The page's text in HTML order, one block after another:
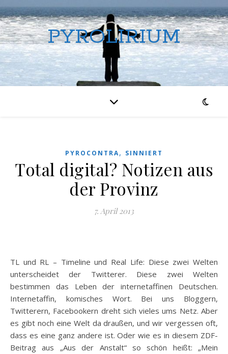
PYROLIRIUM
PYROCONTRA, SINNIERT
Total digital? Notizen aus
der Provinz
7. April 2013
TL und RL – Timeline und Real Life: Diese zwei Welten
unterscheidet der Twitterer. Diese zwei Welten
bestimmen das Leben der internetaffinen Deutschen.
Internetaffin, komisches Wort. Bei uns Bloggern,
Twitterern, Facebookern dreht sich vieles ums Netz. Aber
es gibt noch eine Welt da draußen, und wir vergessen oft,
dass es eine ganz andere ist. Oder wie es in diesem ZDF-
Beitrag aus „Aus der Anstalt“ so schön heißt: „Mein